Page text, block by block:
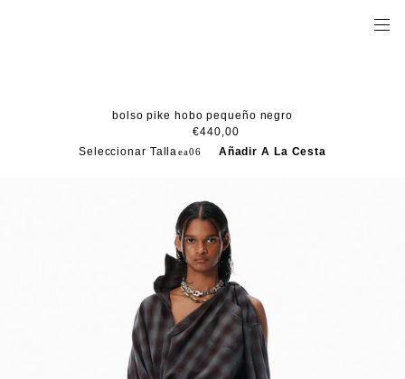
bolso pike hobo pequeño negro
€440,00
Seleccionar Talla
Añadir A La Cesta